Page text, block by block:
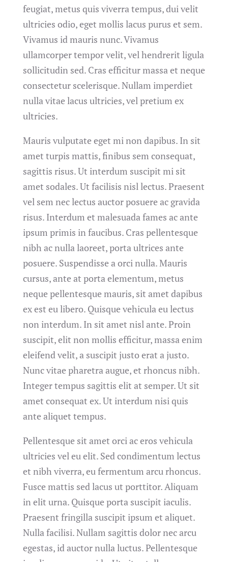
feugiat, metus quis viverra tempus, dui velit
ultricies odio, eget mollis lacus purus et sem.
Vivamus id mauris nunc. Vivamus
ullamcorper tempor velit, vel hendrerit ligula
sollicitudin sed. Cras efficitur massa et neque
consectetur scelerisque. Nullam imperdiet
nulla vitae lacus ultricies, vel pretium ex
ultricies.
Mauris vulputate eget mi non dapibus. In sit
amet turpis mattis, finibus sem consequat,
sagittis risus. Ut interdum suscipit mi sit
amet sodales. Ut facilisis nisl lectus. Praesent
vel sem nec lectus auctor posuere ac gravida
risus. Interdum et malesuada fames ac ante
ipsum primis in faucibus. Cras pellentesque
nibh ac nulla laoreet, porta ultrices ante
posuere. Suspendisse a orci nulla. Mauris
cursus, ante at porta elementum, metus
neque pellentesque mauris, sit amet dapibus
ex est eu libero. Quisque vehicula eu lectus
non interdum. In sit amet nisl ante. Proin
suscipit, elit non mollis efficitur, massa enim
eleifend velit, a suscipit justo erat a justo.
Nunc vitae pharetra augue, et rhoncus nibh.
Integer tempus sagittis elit at semper. Ut sit
amet consequat ex. Ut interdum nisi quis
ante aliquet tempus.
Pellentesque sit amet orci ac eros vehicula
ultricies vel eu elit. Sed condimentum lectus
et nibh viverra, eu fermentum arcu rhoncus.
Fusce mattis sed lacus ut porttitor. Aliquam
in elit urna. Quisque porta suscipit iaculis.
Praesent fringilla suscipit ipsum et aliquet.
Nulla facilisi. Nullam sagittis dolor nec arcu
egestas, id auctor nulla luctus. Pellentesque